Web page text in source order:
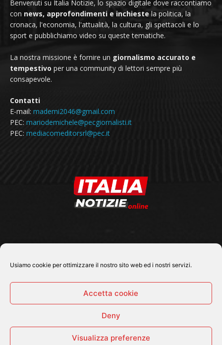
Usiamo cookie per ottimizzare il nostro sito web ed i nostri servizi.
Accetta cookie
Deny
Visualizza preferenze
Benvenuti su Italia Notizie, lo spazio digitale dove raccontiamo
con news, approfondimenti e inchieste la politica, la
cronaca, l'economia, l'attualità, la cultura, gli spettacoli e lo
sport e pubblichiamo video su queste tematiche.
La nostra missione è fornire un giornalismo accurato e
tempestivo per una community di lettori sempre più
consapevole.
Contatti
E-mail: mademi2046@gmail.com
PEC: mariodemichele@pecgiornalisti.it
PEC: mediacomeditorsrl@pec.it
SEGUICI SU
© 2026 Tutti i diritti riservati - Italia Notizie .online |
Cronaca Economia